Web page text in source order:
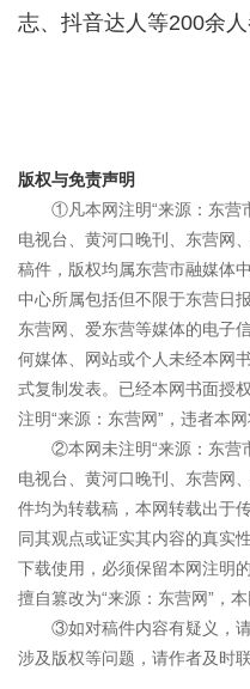
志、抖音达人等200余人
版权与免责声明
①凡本网注明“来源：东营
电视台、黄河口晚刊、东营网
稿件，版权均属东营市融媒体
中心所属包括但不限于东营日
东营网、爱东营等媒体的电子
何媒体、网站或个人未经本网
式复制发表。已经本网书面授
注明“来源：东营网”，违者本网
②本网未注明“来源：东营
电视台、黄河口晚刊、东营网
件均为转载稿，本网转载出于
同其观点或证实其内容的真实
下载使用，必须保留本网注明
擅自篡改为“来源：东营网”，
③如对稿件内容有疑义，
涉及版权等问题，请作者及时